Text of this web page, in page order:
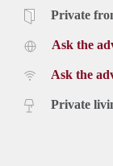
Private
Ask the
Ask the
Private